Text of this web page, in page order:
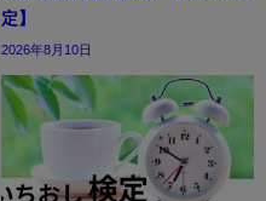
定】
2026年8月10日